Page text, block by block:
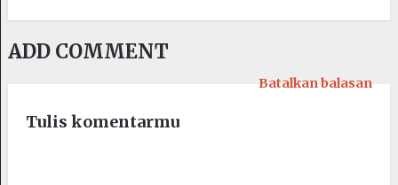
ADD COMMENT
Tulis komentarmu
Batalkan balasan